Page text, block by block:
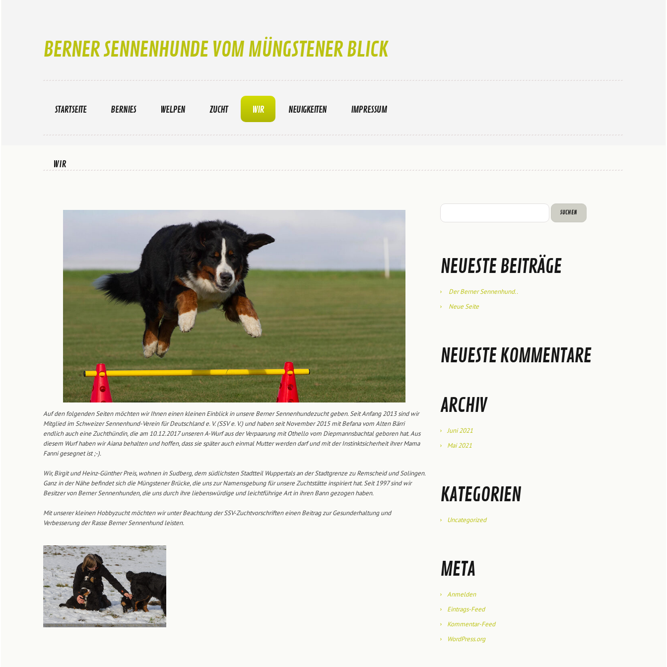
BERNER SENNENHUNDE VOM MÜNGSTENER BLICK
STARTSEITE BERNIES WELPEN ZUCHT WIR NEUIGKEITEN IMPRESSUM
WIR
Auf den folgenden Seiten möchten wir Ihnen einen kleinen Einblick in unsere Berner Sennenhundezucht geben. Seit Anfang 2013 sind wir
Mitglied im Schweizer Sennenhund-Verein für Deutschland e. V. (SSV e. V.) und haben seit November 2015 mit Befana vom Alten Bärri
endlich auch eine Zuchthündin, die am 10.12.2017 unseren A-Wurf aus der Verpaarung mit Othello vom Diepmannsbachtal geboren hat. Aus
diesem Wurf haben wir Aiana behalten und hoffen, dass sie später auch einmal Mutter werden darf und mit der Instinktsicherheit ihrer Mama
Fanni gesegnet ist ;-).
Wir, Birgit und Heinz-Günther Preis, wohnen in Sudberg, dem südlichsten Stadtteil Wuppertals an der Stadtgrenze zu Remscheid und Solingen.
Ganz in der Nähe befindet sich die Müngstener Brücke, die uns zur Namensgebung für unsere Zuchtstätte inspiriert hat. Seit 1997 sind wir
Besitzer von Berner Sennenhunden, die uns durch ihre liebenswürdige und leichtführige Art in ihren Bann gezogen haben.
Mit unserer kleinen Hobbyzucht möchten wir unter Beachtung der SSV-Zuchtvorschriften einen Beitrag zur Gesunderhaltung und
Verbesserung der Rasse Berner Sennenhund leisten.
NEUESTE BEITRÄGE
Der Berner Sennenhund..
Neue Seite
NEUESTE KOMMENTARE
ARCHIV
Juni 2021
Mai 2021
KATEGORIEN
Uncategorized
META
Anmelden
Eintrags-Feed
Kommentar-Feed
WordPress.org